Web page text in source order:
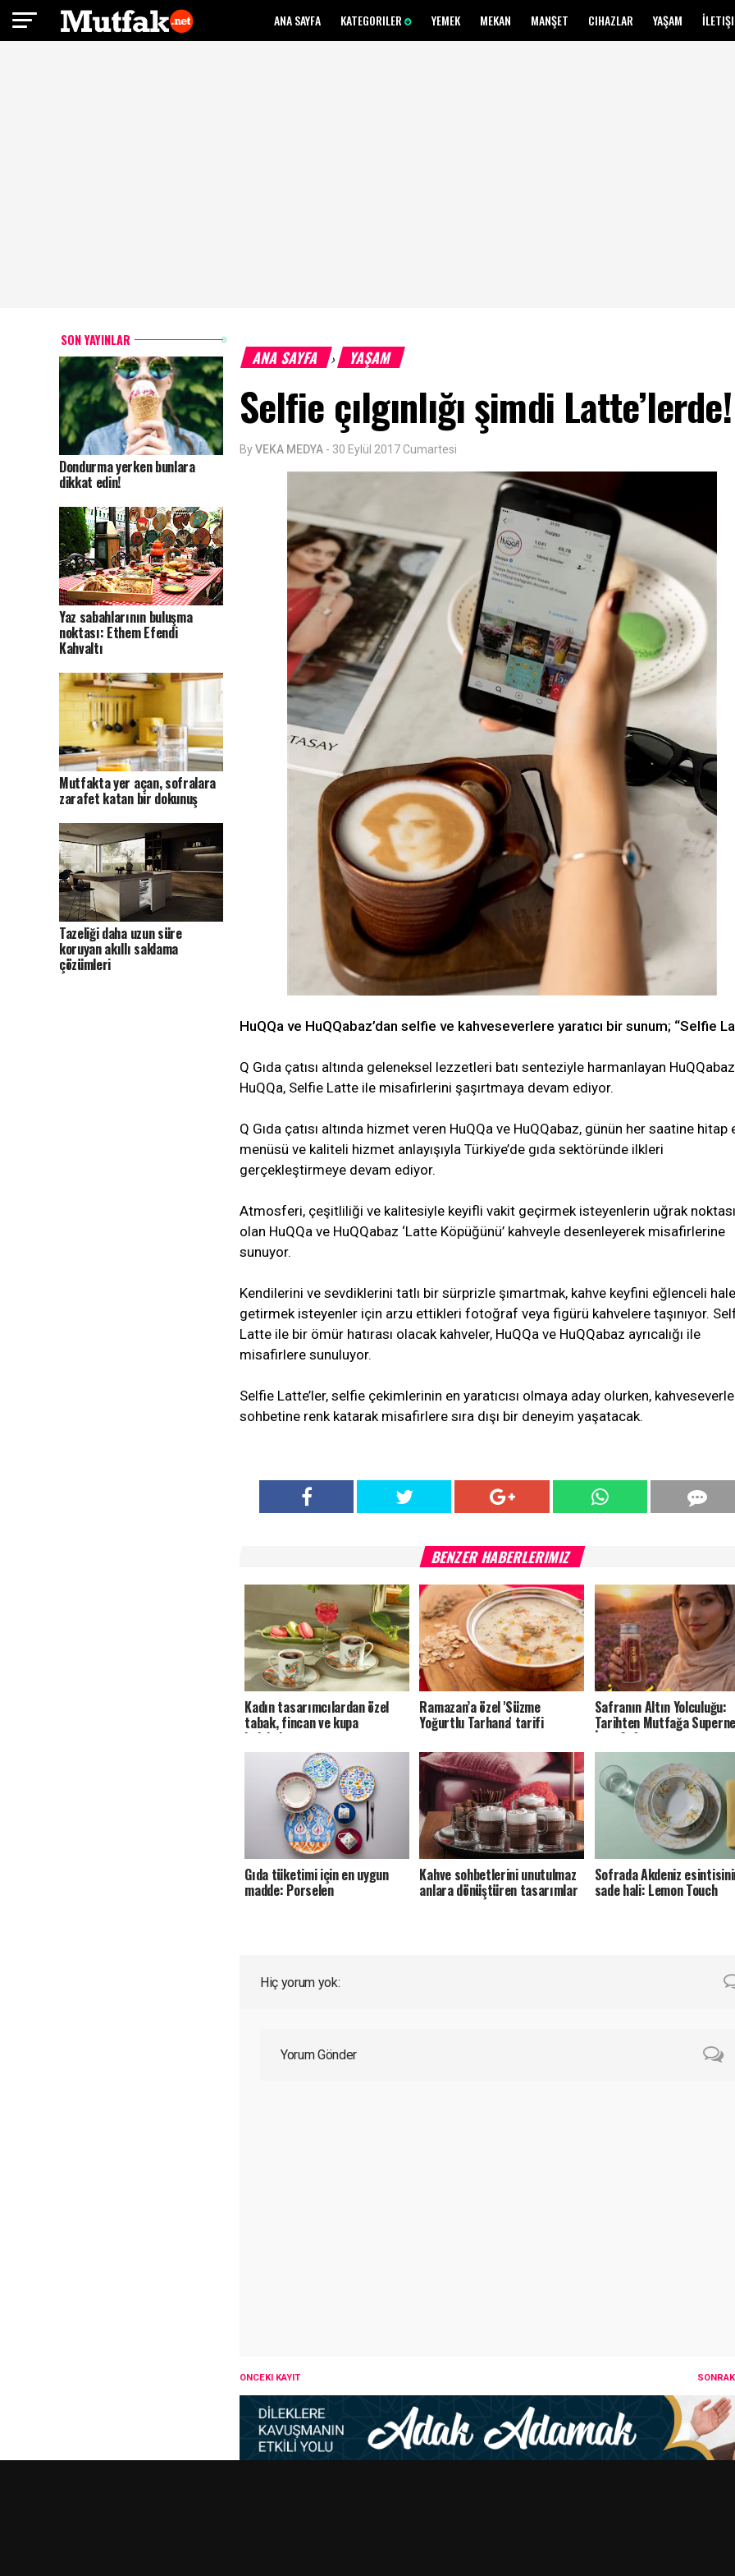
ANA SAYFA KATEGORILER YEMEK MEKAN MANŞET CIHAZLAR YAŞAM
SON YAYINLAR
Dondurma yerken bunlara
dikkat edin!
Yaz sabahlarının buluşma
noktası: Ethem Efendi
Kahvaltı
Mutfakta yer açan, sofralara
zarafet katan bir dokunuş
Tazeliği daha uzun süre
koruyan akıllı saklama
çözümleri
ANA SAYFA › YAŞAM
Selfie çılgınlığı şimdi Latte’lerde!
ByVEKA MEDYA - 30 Eylül 2017 Cumartesi
HuQQa ve HuQQabaz’dan selfie ve kahveseverlere yaratıcı bir sunum; “Selfie
Q Gıda çatısı altında geleneksel lezzetleri batı senteziyle harmanlayan
HuQQa, Selfie Latte ile misafirlerini şaşırtmaya devam ediyor.
Q Gıda çatısı altında hizmet veren HuQQa ve HuQQabaz, günün her saatine hitap
menüsü ve kaliteli hizmet anlayışıyla Türkiye’de gıda sektöründe ilkleri
gerçekleştirmeye devam ediyor.
Atmosferi, çeşitliliği ve kalitesiyle keyifli vakit geçirmek isteyenlerin uğrak noktası
olan HuQQa ve HuQQabaz ‘Latte Köpüğünü’ kahveyle desenleyerek misafirlerine
sunuyor.
Kendilerini ve sevdiklerini tatlı bir sürprizle şımartmak, kahve keyfini eğlenceli hale
getirmek isteyenler için arzu ettikleri fotoğraf veya figürü kahvelere taşınıyor.
Latte ile bir ömür hatırası olacak kahveler, HuQQa ve HuQQabaz ayrıcalığı ile
misafirlere sunuluyor.
Selfie Latte’ler, selfie çekimlerinin en yaratıcısı olmaya aday olurken,
sohbetine renk katarak misafirlere sıra dışı bir deneyim yaşatacak.
BENZER HABERLERIMIZ
Kadın tasarımcılardan özel
tabak, fincan ve kupa
koleksiyonu
Ramazan’a özel 'Süzme
Yoğurtlu Tarhana' tarifi
Safranın Altın Yolculuğu:
Tarihten Mutfağa
İran Safranı
Gıda tüketimi için en uygun
madde: Porselen
Kahve sohbetlerini unutulmaz
anlara dönüştüren tasarımlar
Sofrada Akdeniz
sade hali: Lemon Touch
Hiç yorum yok:
Yorum Gönder
ÖNCEKI KAYIT